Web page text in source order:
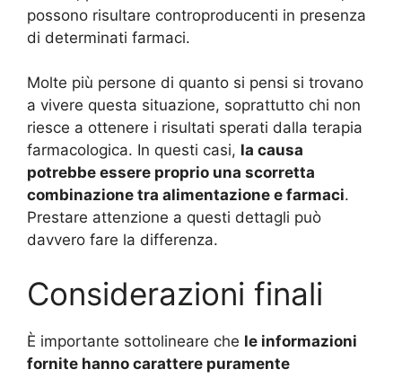
possono risultare controproducenti in presenza
di determinati farmaci.
Molte più persone di quanto si pensi si trovano
a vivere questa situazione, soprattutto chi non
riesce a ottenere i risultati sperati dalla terapia
farmacologica. In questi casi, la causa
potrebbe essere proprio una scorretta
combinazione tra alimentazione e farmaci.
Prestare attenzione a questi dettagli può
davvero fare la differenza.
Considerazioni finali
È importante sottolineare che le informazioni
fornite hanno carattere puramente